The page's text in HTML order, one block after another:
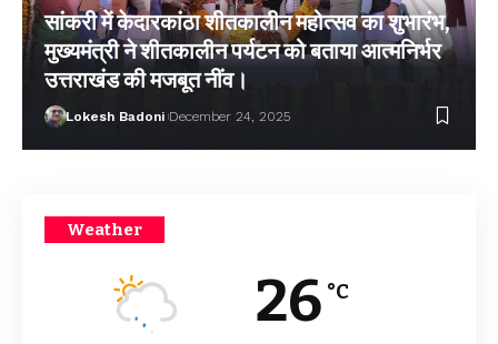
सांकरी में केदारकांठा शीतकालीन महोत्सव का शुभारंभ,
मुख्यमंत्री ने शीतकालीन पर्यटन को बताया आत्मनिर्भर
उत्तराखंड की मजबूत नींव।
Lokesh Badoni December 24, 2025
Weather
26 °C